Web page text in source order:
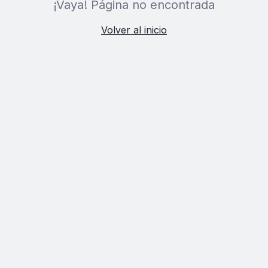
¡Vaya! Página no encontrada
Volver al inicio